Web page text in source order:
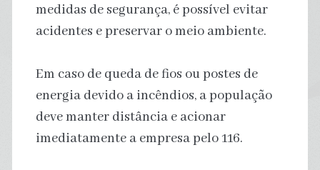
medidas de segurança, é possível evitar
acidentes e preservar o meio ambiente.
Em caso de queda de fios ou postes de
energia devido a incêndios, a população
deve manter distância e acionar
imediatamente a empresa pelo 116.